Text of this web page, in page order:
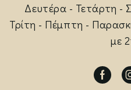
Δευτέρα - Τετάρτη -
Τρίτη - Πέμπτη -
με